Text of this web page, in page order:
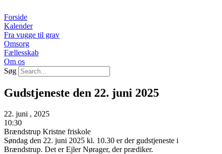
til
indhold
Forside
Kalender
Fra vugge til grav
Omsorg
Fællesskab
Om os
Søg
Gudstjeneste den 22. juni 2025
22. juni , 2025
10:30
Brændstrup Kristne friskole
Søndag den 22. juni 2025 kl. 10.30 er der gudstjeneste i
Brændstrup. Det er Ejler Nørager, der prædiker.